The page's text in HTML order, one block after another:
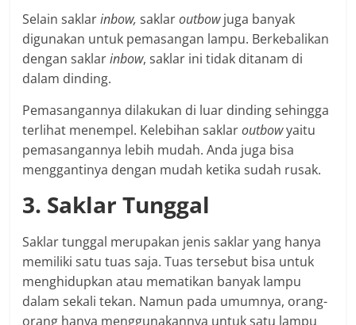
Selain saklarinbow,saklaroutbowjuga banyak
digunakan untuk pemasangan lampu. Berkebalikan
dengan saklarinbow, saklar ini tidak ditanam di
dalam dinding.
Pemasangannya dilakukan di luar dinding sehingga
terlihat menempel. Kelebihan saklaroutbowyaitu
pemasangannya lebih mudah. Anda juga bisa
menggantinya dengan mudah ketika sudah rusak.
3. Saklar Tunggal
Saklar tunggal merupakan jenis saklar yang hanya
memiliki satu tuas saja. Tuas tersebut bisa untuk
menghidupkan atau mematikan banyak lampu
dalam sekali tekan. Namun pada umumnya, orang-
orang hanya menggunakannya untuk satu lampu